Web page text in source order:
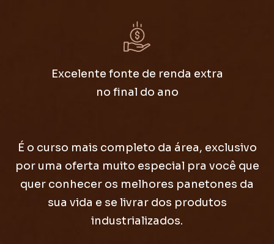
Excelente fonte de renda extra
no final do ano
É o curso mais completo da área, exclusivo
por uma oferta muito especial pra você que
quer conhecer os melhores panetones da
sua vida e se livrar dos produtos
industrializados.